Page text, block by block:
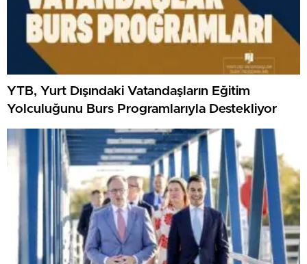
YTB, Yurt Dışındaki Vatandaşların Eğitim
Yolculuğunu Burs Programlarıyla Destekliyor